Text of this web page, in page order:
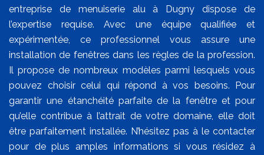
entreprise de menuiserie alu à Dugny dispose de
l’expertise requise. Avec une équipe qualifiée et
expérimentée, ce professionnel vous assure une
installation de fenêtres dans les règles de la profession.
Il propose de nombreux modèles parmi lesquels vous
pouvez choisir celui qui répond à vos besoins. Pour
garantir une étanchéité parfaite de la fenêtre et pour
qu’elle contribue à l’attrait de votre domaine, elle doit
être parfaitement installée. N’hésitez pas à le contacter
pour de plus amples informations si vous résidez à